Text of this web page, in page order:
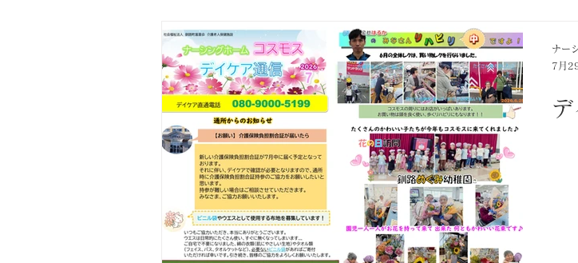
ナー
7月